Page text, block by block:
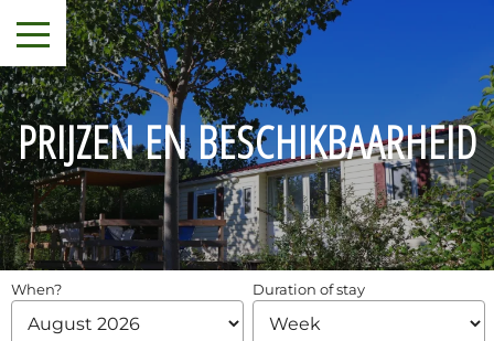
PRIJZEN EN BESCHIKBAARHEID